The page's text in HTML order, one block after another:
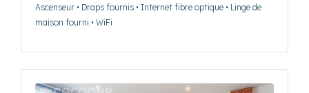
Ascenseur • Draps fournis • Internet fibre optique • Linge de
maison fourni • WiFi